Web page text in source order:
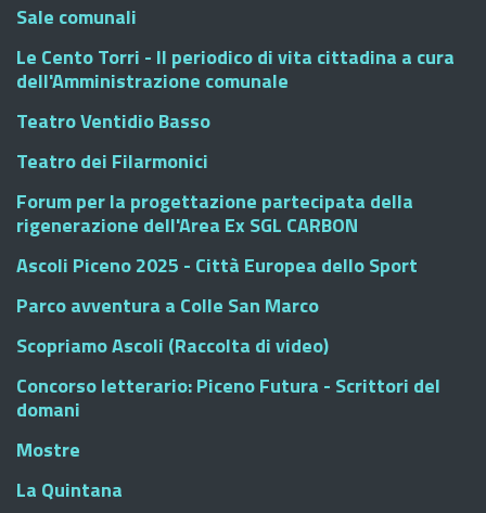
Sale comunali
Le Cento Torri - Il periodico di vita cittadina a cura
dell'Amministrazione comunale
Teatro Ventidio Basso
Teatro dei Filarmonici
Forum per la progettazione partecipata della
rigenerazione dell'Area Ex SGL CARBON
Ascoli Piceno 2025 - Città Europea dello Sport
Parco avventura a Colle San Marco
Scopriamo Ascoli (Raccolta di video)
Concorso letterario: Piceno Futura - Scrittori del
domani
Mostre
La Quintana